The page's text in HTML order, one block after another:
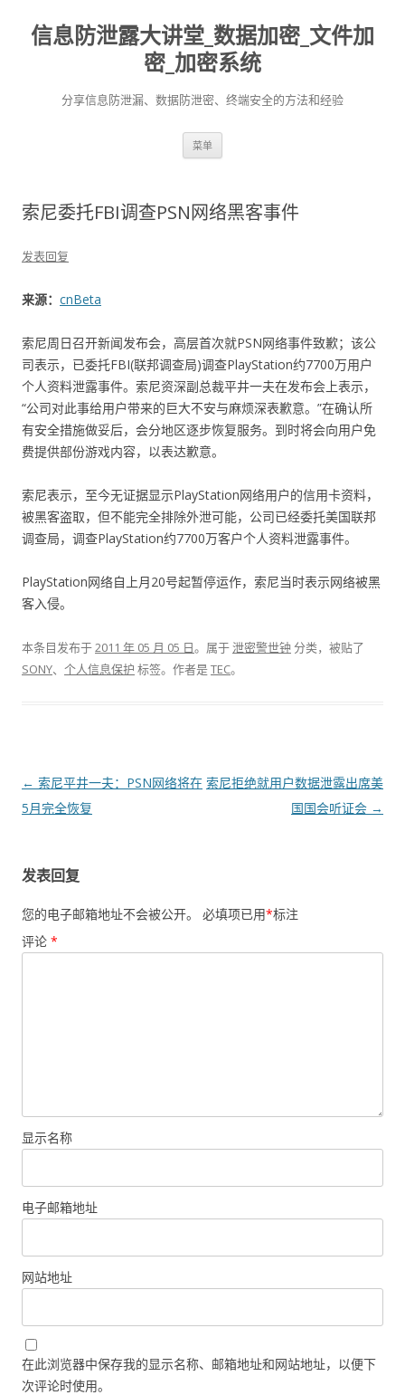
信息防泄露大讲堂_数据加密_文件加
密_加密系统
分享信息防泄漏、数据防泄密、终端安全的方法和经验
菜单
索尼委托FBI调查PSN网络黑客事件
发表回复
来源： cnBeta
索尼周日召开新闻发布会，高层首次就PSN网络事件致歉；该公
司表示，已委托FBI(联邦调查局)调查PlayStation约7700万用户
个人资料泄露事件。索尼资深副总裁平井一夫在发布会上表示，
“公司对此事给用户带来的巨大不安与麻烦深表歉意。”在确认所
有安全措施做妥后，会分地区逐步恢复服务。到时将会向用户免
费提供部份游戏内容，以表达歉意。
索尼表示，至今无证据显示PlayStation网络用户的信用卡资料，
被黑客盗取，但不能完全排除外泄可能，公司已经委托美国联邦
调查局，调查PlayStation约7700万客户个人资料泄露事件。
PlayStation网络自上月20号起暂停运作，索尼当时表示网络被黑
客入侵。
本条目发布于2011 年 05 月 05 日。属于泄密警世钟 分类，被贴了
SONY、 个人信息保护 标签。 作者是TEC。
文章导航
← 索尼平井一夫：PSN网络将在
5月完全恢复
索尼拒绝就用户数据泄露出席美
国国会听证会 →
发表回复
您的电子邮箱地址不会被公开。 必填项已用*标注
评论 *
显示名称
电子邮箱地址
网站地址
在此浏览器中保存我的显示名称、邮箱地址和网站地址，以便下
次评论时使用。